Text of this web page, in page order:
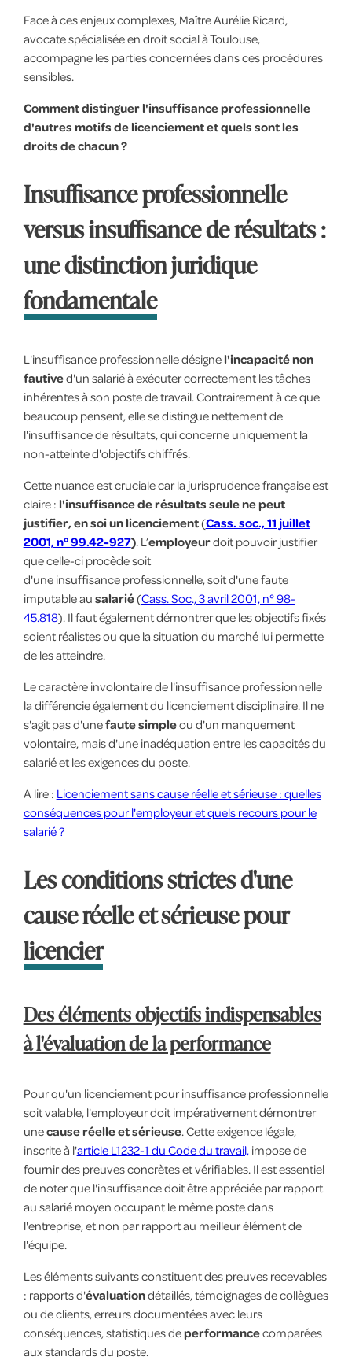
Face à ces enjeux complexes, Maître Aurélie Ricard,
avocate spécialisée en droit social à Toulouse,
accompagne les parties concernées dans ces procédures
sensibles.
Comment distinguer l'insuffisance professionnelle
d'autres motifs de licenciement et quels sont les
droits de chacun ?
Insuffisance professionnelle
versus insuffisance de résultats :
une distinction juridique
fondamentale
L'insuffisance professionnelle désigne l'incapacité non
fautived'un salarié à exécuter correctement les tâches
inhérentes à son poste de travail. Contrairement à ce que
beaucoup pensent, elle se distingue nettement de
l'insuffisance de résultats, qui concerne uniquement la
non-atteinte d'objectifs chiffrés.
Cette nuance est cruciale car la jurisprudence française est
claire : l'insuffisance de résultats seule ne peut
justifier, en soi un licenciement(Cass. soc., 11 juillet
2001, n° 99.42-927). L’employeurdoit pouvoir justifier
que celle-ci procède soit
d'une insuffisance professionnelle, soit d'une faute
imputable au salarié(Cass. Soc., 3 avril 2001, n° 98-
45.818). Il faut également démontrer que les objectifs fixés
soient réalistes ou que la situation du marché lui permette
de les atteindre.
Le caractère involontaire de l'insuffisance professionnelle
la différencie également du licenciement disciplinaire. Il ne
s'agit pas d'unefaute simpleou d'un manquement
volontaire, mais d'une inadéquation entre les capacités du
salarié et les exigences du poste.
A lire : Licenciement sans cause réelle et sérieuse : quelles
conséquences pour l'employeur et quels recours pour le
salarié ?
Les conditions strictes d'une
cause réelle et sérieuse pour
licencier
Des éléments objectifs indispensables
à l'évaluation de la performance
Pour qu'un licenciement pour insuffisance professionnelle
soit valable, l'employeur doit impérativement démontrer
unecause réelle et sérieuse. Cette exigence légale,
inscrite à l'article L1232-1 du Code du travail,impose de
fournir des preuves concrètes et vérifiables. Il est essentiel
de noter que l'insuffisance doit être appréciée par rapport
au salarié moyen occupant le même poste dans
l'entreprise, et non par rapport au meilleur élément de
l'équipe.
Les éléments suivants constituent des preuves recevables
: rapports d'évaluationdétaillés, témoignages de collègues
ou de clients, erreurs documentées avec leurs
conséquences, statistiques deperformancecomparées
aux standards du poste.